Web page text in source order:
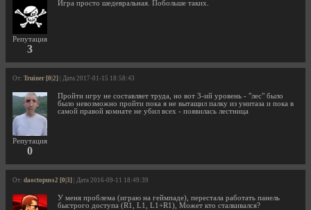
Репутация
3
Игра просто шедевральная. Побольше таких.
От: Truiner [0|2] | Дата 2017-01-15 18:58:43
Репутация
0
Пройти игру не составляет труда, но вот 3-ий уровень - "лес" было
было невозможно пройти пока я не вытащил палку из унитаза и пока в
самой правой комнате не убил всех - появилась лестница
От: daoctopuss2 [0|3] | Дата 2016-09-11 18:49:39
У меня проблема (играю на геймпаде), перестала работать панель
быстрого доступа (R1, L1, L1+R1), Может кто сталкивался?